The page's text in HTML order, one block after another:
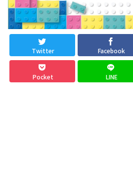
Twitter Facebook
Pocket LINE